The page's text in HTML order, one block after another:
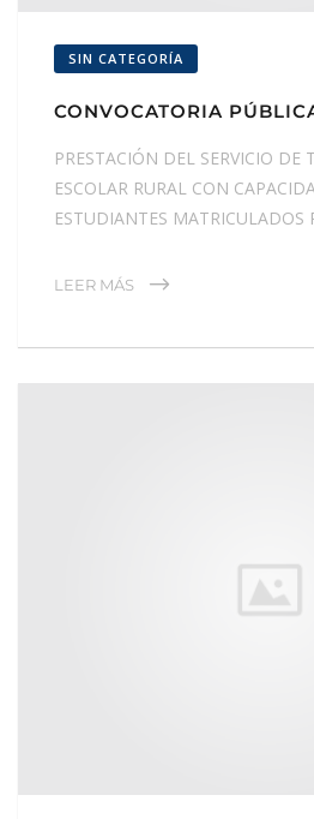
SIN CATEGORÍA
CONVOCATORIA
PRESTACIÓN DEL SERVICIO DE
ESCOLAR RURAL CON
ESTUDIANTES MATRICULADOS
LEER MÁS